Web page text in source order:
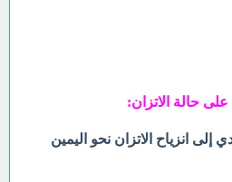
على حالة الاتزان:
إلى انزياح الاتزان نحو اليمين